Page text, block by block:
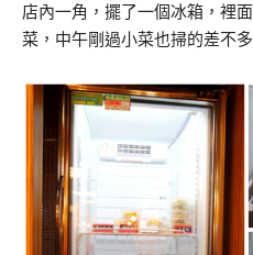
店內一角，擺了一個冰箱，裡
菜，中午剛過小菜也掃的差不